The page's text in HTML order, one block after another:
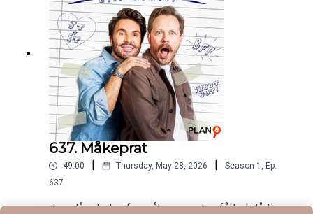
637. Måkeprat
49:00 Thursday, May 28, 2026 Season 1 , Ep.
637
Jan slår et slag for måker, som har fått et dårlig